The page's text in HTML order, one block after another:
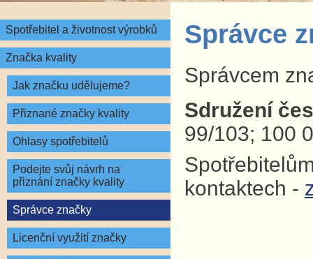
Spotřebitel a životnost výrobků
Značka kvality
Jak značku udělujeme?
Přiznané značky kvality
Ohlasy spotřebitelů
Podejte svůj návrh na
přiznání značky kvality
Správce značky
Licenční využití značky
Správce
Správcem
Sdružení
99/103; 100
kontaktech -